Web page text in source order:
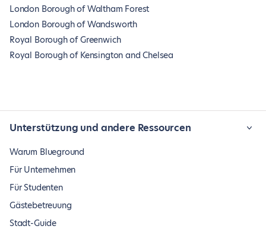
London Borough of Waltham Forest
London Borough of Wandsworth
Royal Borough of Greenwich
Royal Borough of Kensington and Chelsea
Unterstützung und andere Ressourcen
Warum Blueground
Für Unternehmen
Für Studenten
Gästebetreuung
Stadt-Guide